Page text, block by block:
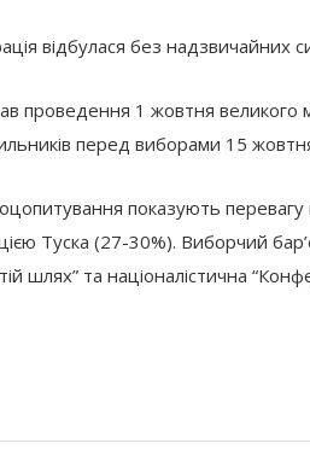
відбулася без надзвичайних
проведення 1 жовтня
перед виборами 15
показують
Туска (27-30%). Виборчий
шлях” та націоналістична